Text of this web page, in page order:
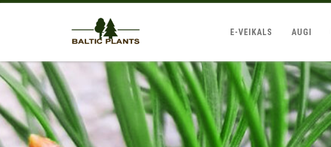
E-VEIKALS AUGI